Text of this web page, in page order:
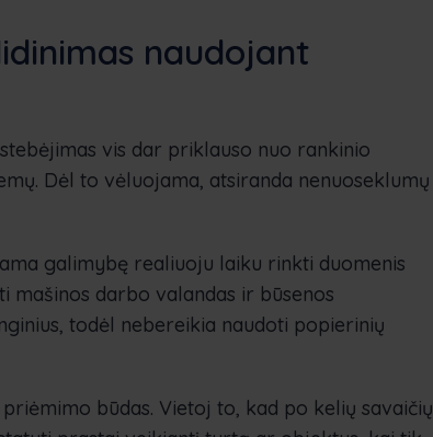
naudojant
vis dar priklauso nuo rankinio
Dėl to vėluojama, atsiranda nenuoseklumų
galimybę realiuoju laiku rinkti duomenis
darbo valandas ir būsenos
todėl nebereikia naudoti popierinių
būdas. Vietoj to, kad po kelių savaičių